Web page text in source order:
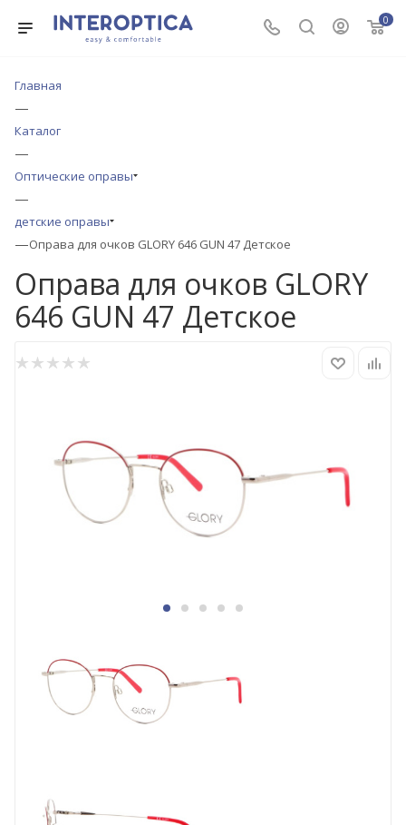
0
Главная
—
Каталог
—
Оптические оправы
—
детские оправы
—Оправа для очков GLORY 646 GUN 47 Детское
Оправа для очков GLORY
646 GUN 47 Детское